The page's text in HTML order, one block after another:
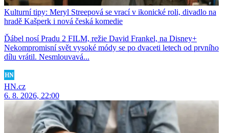
Kulturní tipy: Meryl Streepová se vrací v ikonické roli, divadlo na
hradě Kašperk i nová česká komedie
Ďábel nosí Pradu 2 FILM, režie David Frankel, na Disney+
Nekompromisní svět vysoké módy se po dvaceti letech od prvního
dílu vrátil. Nesmlouvavá...
HN.cz
6. 8. 2026, 22:00